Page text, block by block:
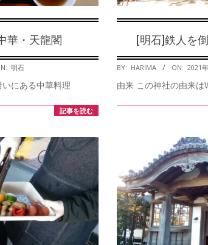
華・天龍閣
IN: 明石
にある中華料理
記事を読む
[明石]鉄人を
2021-
08-
BY: HARIMA ON: 2021
由来 この神社の由来